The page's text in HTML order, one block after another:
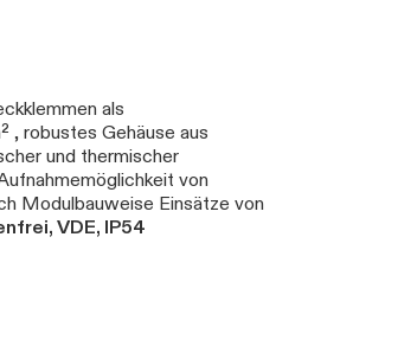
als
, robustes Gehäuse aus
und thermischer
von
Modulbauweise Einsätze von
VDE, IP54